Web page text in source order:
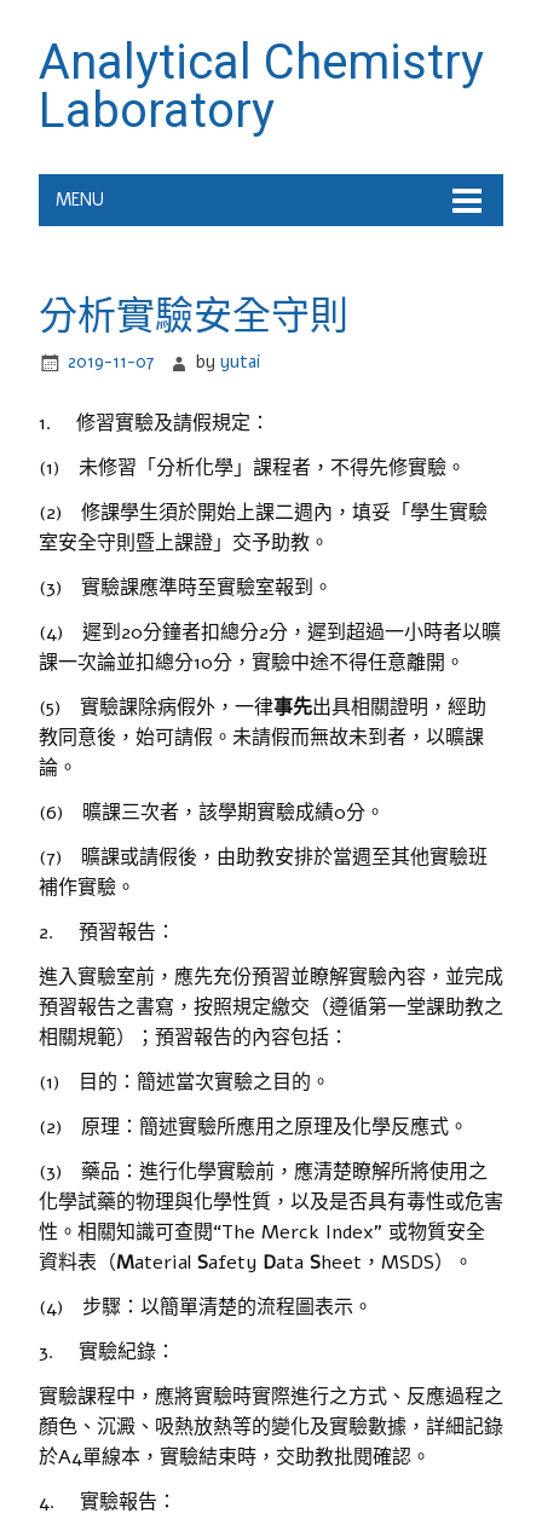
Analytical Chemistry
Laboratory
MENU
分析實驗安全守則
2019-11-07 byyutai
1. 修習實驗及請假規定：
(1) 未修習「分析化學」課程者，不得先修實驗。
(2) 修課學生須於開始上課二週內，填妥「學生實驗
室安全守則暨上課證」交予助教。
(3) 實驗課應準時至實驗室報到。
(4) 遲到20分鐘者扣總分2分，遲到超過一小時者以曠
課一次論並扣總分10分，實驗中途不得任意離開。
(5) 實驗課除病假外，一律事先出具相關證明，經助
教同意後，始可請假。未請假而無故未到者，以曠課
論。
(6) 曠課三次者，該學期實驗成績0分。
(7) 曠課或請假後，由助教安排於當週至其他實驗班
補作實驗。
2. 預習報告：
進入實驗室前，應先充份預習並瞭解實驗內容，並完成
預習報告之書寫，按照規定繳交（遵循第一堂課助教之
相關規範）；預習報告的內容包括：
(1) 目的：簡述當次實驗之目的。
(2) 原理：簡述實驗所應用之原理及化學反應式。
(3) 藥品：進行化學實驗前，應清楚瞭解所將使用之
化學試藥的物理與化學性質，以及是否具有毒性或危害
性。相關知識可查閱“The Merck Index” 或物質安全
資料表（Material Safety Data Sheet，MSDS）。
(4) 步驟：以簡單清楚的流程圖表示。
3. 實驗紀錄：
實驗課程中，應將實驗時實際進行之方式、反應過程之
顏色、沉澱、吸熱放熱等的變化及實驗數據，詳細記錄
於A4單線本，實驗結束時，交助教批閱確認。
4. 實驗報告：